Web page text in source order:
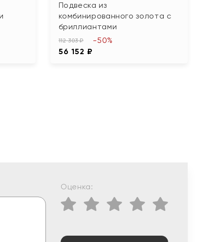
Подвеска из
комбинированного золота с
бриллиантами
112 303 ₽
56 152 ₽
-50%
Оценка: